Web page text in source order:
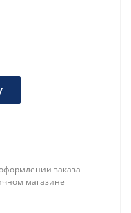
заказа
магазине